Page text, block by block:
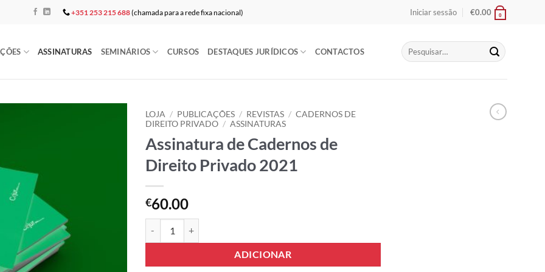
+351 253 215 688(chamada para a rede fixa nacional) Iniciar sessão €0.00 0
ASSINATURAS SEMINÁRIOS CURSOS DESTAQUES JURÍDICOS CONTACTOS
Pesquisar
por:
LOJA / PUBLICAÇÕES / REVISTAS / CADERNOS DE
DIREITO PRIVADO / ASSINATURAS
Assinatura de Cadernos de
Direito Privado 2021
€60.00
ADICIONAR